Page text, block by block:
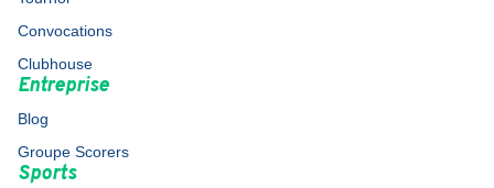
Convocations
Clubhouse
Entreprise
Blog
Groupe Scorers
Sports